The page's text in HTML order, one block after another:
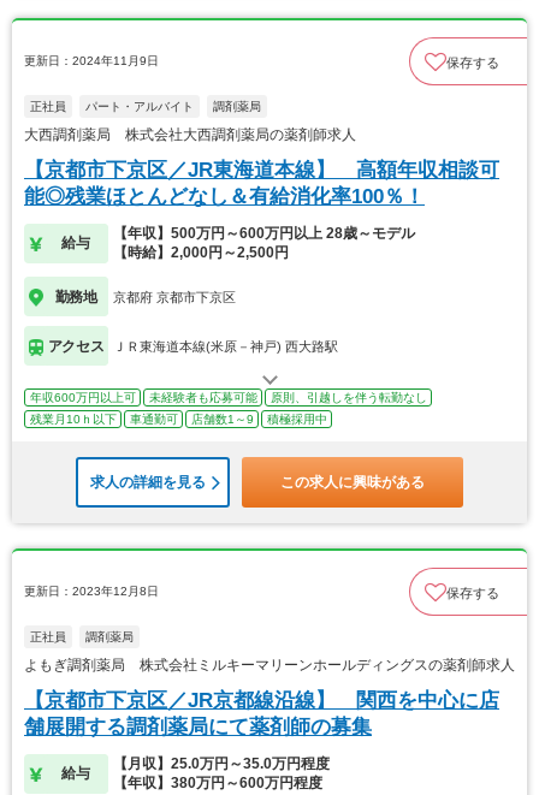
更新日：2024年11月9日 保存する
正社員 パート・アルバイト 調剤薬局
大西調剤薬局 株式会社大西調剤薬局の薬剤師求人
【京都市下京区／JR東海道本線】 高額年収相談可
能◎残業ほとんどなし＆有給消化率100％！
給与
【年収】500万円～600万円以上 28歳～モデル
【時給】2,000円～2,500円
勤務地 京都府 京都市下京区
アクセス ＪＲ東海道本線(米原－神戸) 西大路駅
年収600万円以上可 未経験者も応募可能
原則、引越しを伴う転勤なし
残業月10ｈ以下
車通勤可 店舗数1～9 積極採用中
求人の詳細を見る この求人に興味がある
更新日：2023年12月8日 保存する
正社員 調剤薬局
よもぎ調剤薬局 株式会社ミルキーマリーンホールディングスの薬剤師求人
【京都市下京区／JR京都線沿線】 関西を中心に店
舗展開する調剤薬局にて薬剤師の募集
給与
【月収】25.0万円～35.0万円程度
【年収】380万円～600万円程度